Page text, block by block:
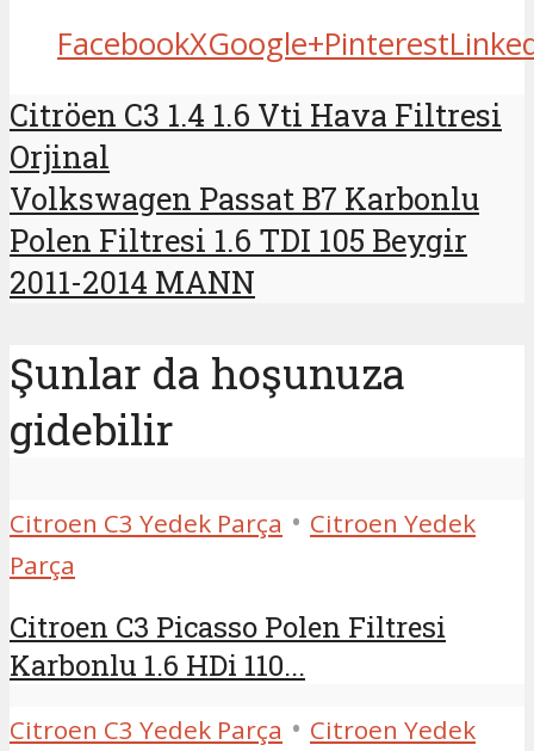
FacebookXGoogle+Pinterest
Citröen C3 1.4 1.6 Vti Hava Filtresi
Orjinal
Volkswagen Passat B7 Karbonlu
Polen Filtresi 1.6 TDI 105 Beygir
2011-2014 MANN
Şunlar da hoşunuza
gidebilir
Citroen C3 Yedek Parça • Citroen Yedek
Parça
Citroen C3 Picasso Polen Filtresi
Karbonlu 1.6 HDi 110...
Citroen C3 Yedek Parça • Citroen Yedek